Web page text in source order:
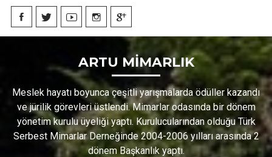
ARTU MİMARLIK
Meslek hayatı boyunca çeşitli yarışmalarda ödüller kazandı
ve jürilik görevleri üstlendi. Mimarlar odasında bir dönem
yönetim kurulu üyeliği yaptı. Kurulucularından olduğu Türk
Serbest Mimarlar Derneğinde 2004-2006 yılları arasında 2
dönem Başkanlık yaptı.